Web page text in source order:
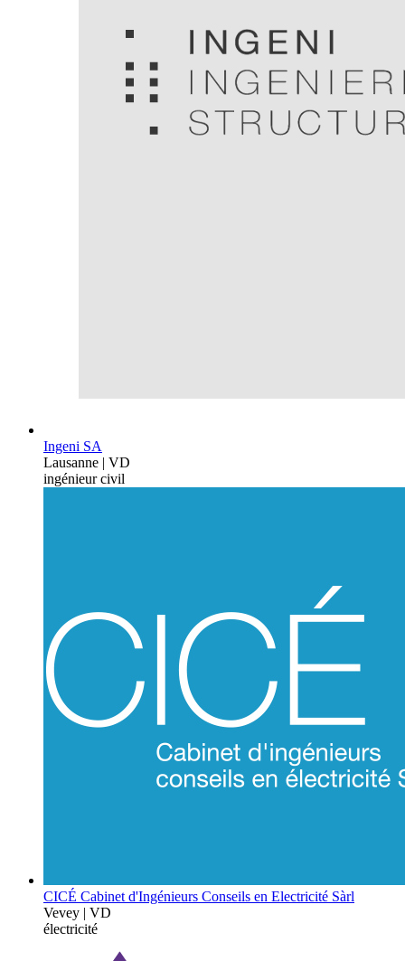
Ingeni SA
Lausanne | VD
ingénieur civil
CICÉ Cabinet d'Ingénieurs Conseils en Electricité Sàrl
Vevey | VD
électricité